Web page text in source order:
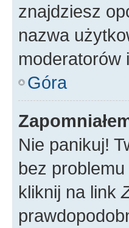
znajdziesz
nazwa
moderatorów
Góra
Nie panikuj!
bez
kliknij na link